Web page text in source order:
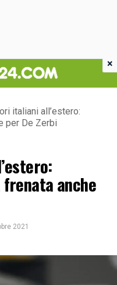
italiani all’estero:
per De Zerbi
anche
2021
×